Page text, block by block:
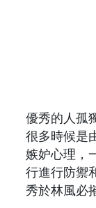
優秀的人孤
很多時候是
嫉妒心理，
行進行防禦
秀於林風必